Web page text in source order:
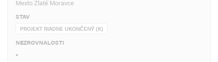
Mesto Zlaté Moravce
STAV
PROJEKT RIADNE UKONČENÝ (K)
NEZROVNALOSTI
-